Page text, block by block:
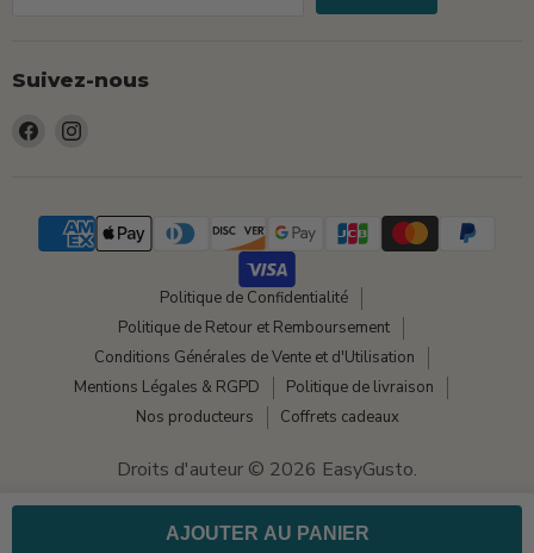
AJOUTER AU PANIER
Suivez-nous
Trouvez-
Politique de Confidentialité
Politique de Retour et Remboursement
Conditions Générales de Vente et d'Utilisation
Mentions Légales & RGPD
Politique de livraison
Nos producteurs
Coffrets cadeaux
Droits d'auteur © 2026 EasyGusto.